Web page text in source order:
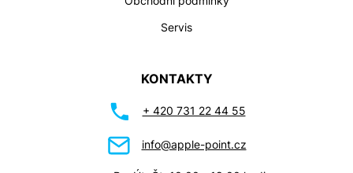
Servis
KONTAKTY
+ 420 731 22 44 55
info@apple-point.cz